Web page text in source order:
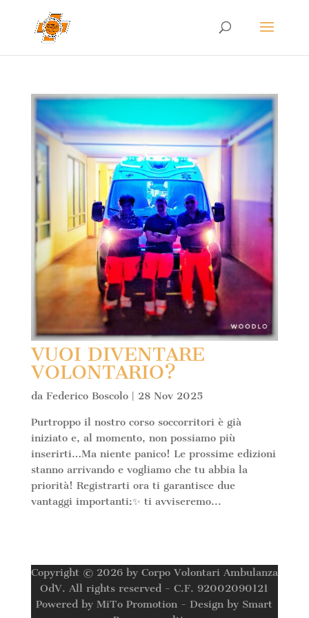
VUOI DIVENTARE
VOLONTARIO?
da Federico Boscolo| 28 Nov 2025
Purtroppo il nostro corso soccorritori è già
iniziato e, al momento, non possiamo più
inserirti…Ma niente panico! Le prossime edizioni
stanno arrivando e vogliamo che tu abbia la
priorità! Registrarti ora ti garantisce due
vantaggi importanti:✨ ti avviseremo...
Copyright © 2026 by Corpo Volontari Ambulanza
OdV. All rights reserved - C.F. 92002090121
Powered by MiTo Promotion - Design by Smart